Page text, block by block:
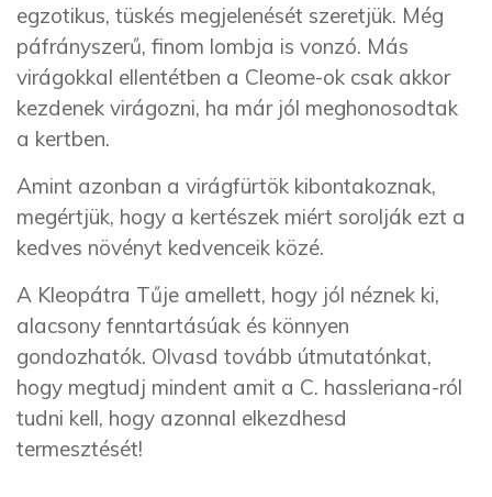
egzotikus, tüskés megjelenését szeretjük. Még
páfrányszerű, finom lombja is vonzó. Más
virágokkal ellentétben a Cleome-ok csak akkor
kezdenek virágozni, ha már jól meghonosodtak
a kertben.
Amint azonban a virágfürtök kibontakoznak,
megértjük, hogy a kertészek miért sorolják ezt a
kedves növényt kedvenceik közé.
A Kleopátra Tűje amellett, hogy jól néznek ki,
alacsony fenntartásúak és könnyen
gondozhatók. Olvasd tovább útmutatónkat,
hogy megtudj mindent amit a C. hassleriana-ról
tudni kell, hogy azonnal elkezdhesd
termesztését!